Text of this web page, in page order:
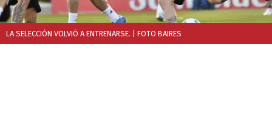
LA SELECCIÓN VOLVIÓ A ENTRENARSE. | FOTO BAIRES